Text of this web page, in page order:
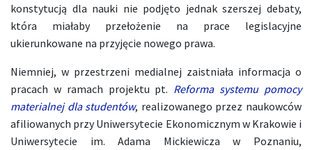
konstytucją dla nauki nie podjęto jednak szerszej debaty,
która miałaby przełożenie na prace legislacyjne
ukierunkowane na przyjęcie nowego prawa.
Niemniej, w przestrzeni medialnej zaistniała informacja o
pracach w ramach projektu pt. Reforma systemu pomocy
materialnej dla studentów, realizowanego przez naukowców
afiliowanych przy Uniwersytecie Ekonomicznym w Krakowie i
Uniwersytecie im. Adama Mickiewicza w Poznaniu,